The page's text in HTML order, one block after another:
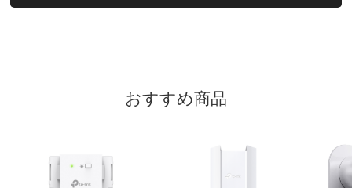
おすすめ商品